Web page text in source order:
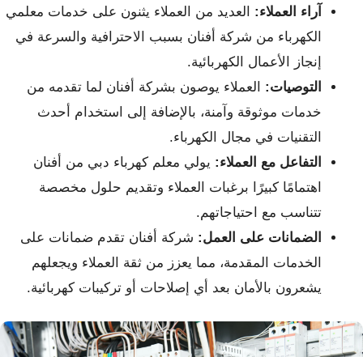
آراء العملاء: العديد من العملاء يثنون على خدمات معلمي
الكهرباء من شركة أفنان بسبب الاحترافية والسرعة في
إنجاز الأعمال الكهربائية.
التوصيات: العملاء يوصون بشركة أفنان لما تقدمه من
خدمات موثوقة وآمنة، بالإضافة إلى استخدام أحدث
التقنيات في مجال الكهرباء.
التفاعل مع العملاء: يولي معلم كهرباء دبي من أفنان
اهتمامًا كبيرًا برغبات العملاء وتقديم حلول مخصصة
تتناسب مع احتياجاتهم.
الضمانات على العمل: شركة أفنان تقدم ضمانات على
الخدمات المقدمة، مما يعزز من ثقة العملاء ويجعلهم
يشعرون بالأمان بعد أي إصلاحات أو تركيبات كهربائية.